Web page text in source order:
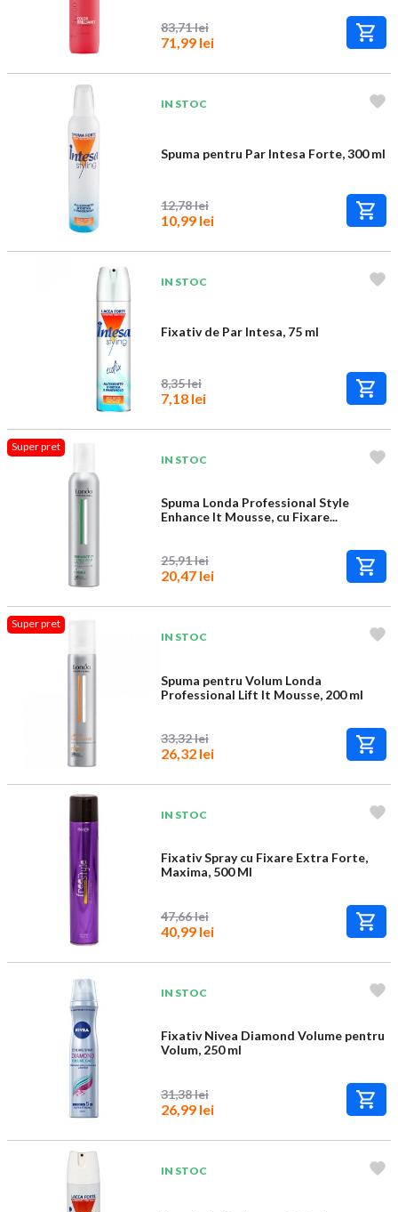
83,71 lei
71,99 lei
IN STOC
Spuma pentru Par Intesa Forte, 300 ml
12,78 lei
10,99 lei
IN STOC
Fixativ de Par Intesa, 75 ml
8,35 lei
7,18 lei
Super pret
IN STOC
Spuma Londa Professional Style
Enhance It Mousse, cu Fixare...
25,91 lei
20,47 lei
Super pret
IN STOC
Spuma pentru Volum Londa
Professional Lift It Mousse, 200 ml
33,32 lei
26,32 lei
IN STOC
Fixativ Spray cu Fixare Extra Forte,
Maxima, 500 Ml
47,66 lei
40,99 lei
IN STOC
Fixativ Nivea Diamond Volume pentru
Volum, 250 ml
31,38 lei
26,99 lei
IN STOC